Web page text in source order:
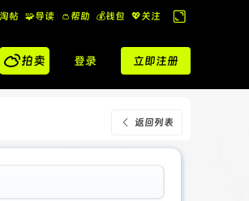
帖 🧩导读 👛帮助 💰️钱包 💖关注
换
到
宽
版
拍卖 登录 立即注册
返回列表